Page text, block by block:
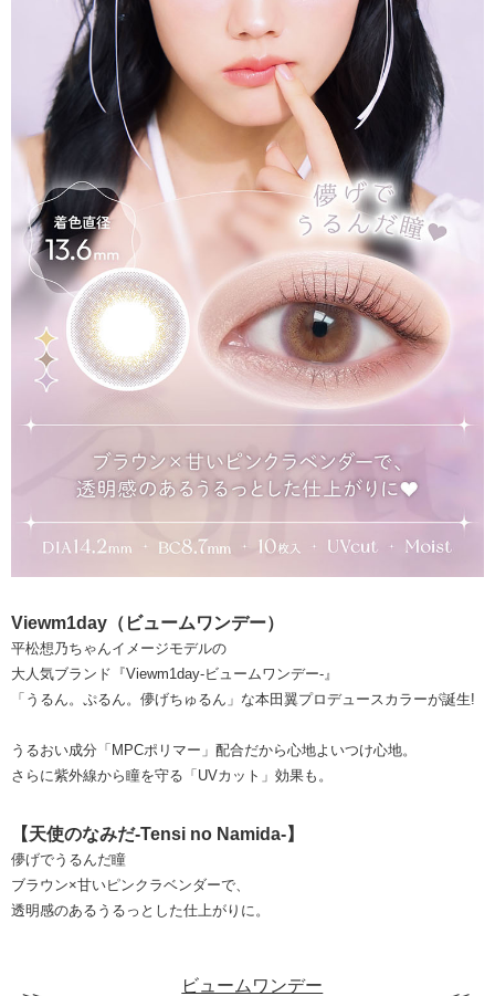
Viewm1day（ビュームワンデー）
平松想乃ちゃんイメージモデルの
大人気ブランド『Viewm1day-ビュームワンデー-』
「うるん。ぷるん。儚げちゅるん」な本田翼プロデュースカラーが誕生!
うるおい成分「MPCポリマー」配合だから心地よいつけ心地。
さらに紫外線から瞳を守る「UVカット」効果も。
【天使のなみだ-Tensi no Namida-】
儚げでうるんだ瞳
ブラウン×甘いピンクラベンダーで、
透明感のあるうるっとした仕上がりに。
ビュームワンデー